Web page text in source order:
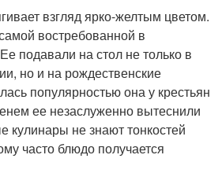
взгляд ярко-желтым цветом.
востребованной в
подавали на стол не только в
но и на рождественские
популярностью она у крестьян
ее незаслуженно вытеснили
кулинары не знают тонкостей
часто блюдо получается